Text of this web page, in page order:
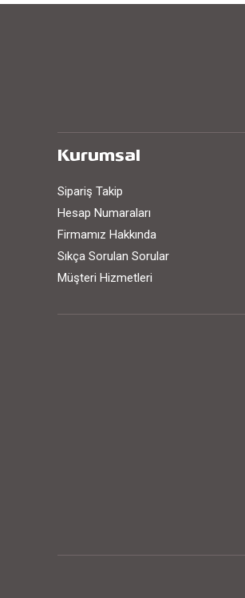
Kurumsal
Sipariş Takip
Hesap Numaraları
Firmamız Hakkında
Sıkça Sorulan Sorular
Müşteri Hizmetleri